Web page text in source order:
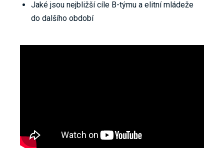
Jaké jsou nejbližší cíle B-týmu a elitní mládeže
do dalšího období